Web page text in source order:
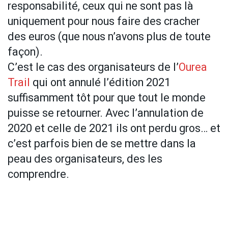
responsabilité, ceux qui ne sont pas là
uniquement pour nous faire des cracher
des euros (que nous n’avons plus de toute
façon).
C’est le cas des organisateurs de l’Ourea
Trail qui ont annulé l’édition 2021
suffisamment tôt pour que tout le monde
puisse se retourner. Avec l’annulation de
2020 et celle de 2021 ils ont perdu gros… et
c’est parfois bien de se mettre dans la
peau des organisateurs, des les
comprendre.